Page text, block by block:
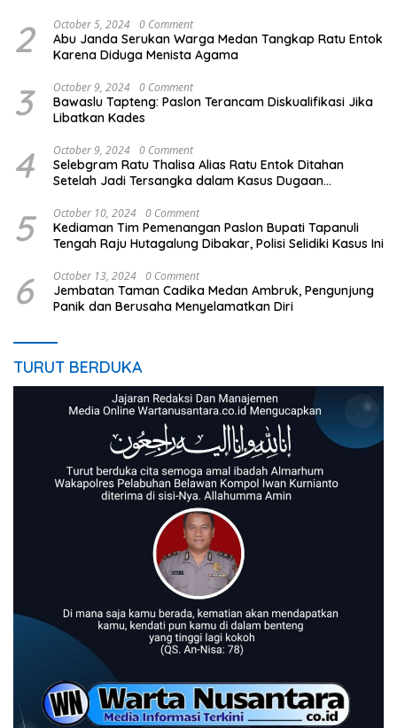
2 October 5, 2024 0 Comment
Abu Janda Serukan Warga Medan Tangkap Ratu Entok
Karena Diduga Menista Agama
3 October 9, 2024 0 Comment
Bawaslu Tapteng: Paslon Terancam Diskualifikasi Jika
Libatkan Kades
4 October 9, 2024 0 Comment
Selebgram Ratu Thalisa Alias Ratu Entok Ditahan
Setelah Jadi Tersangka dalam Kasus Dugaan
5 October 10, 2024 0 Comment
Kediaman Tim Pemenangan Paslon Bupati Tapanuli
Tengah Raju Hutagalung Dibakar, Polisi Selidiki Kasus Ini
6 October 13, 2024 0 Comment
Jembatan Taman Cadika Medan Ambruk, Pengunjung
Panik dan Berusaha Menyelamatkan Diri
TURUT BERDUKA